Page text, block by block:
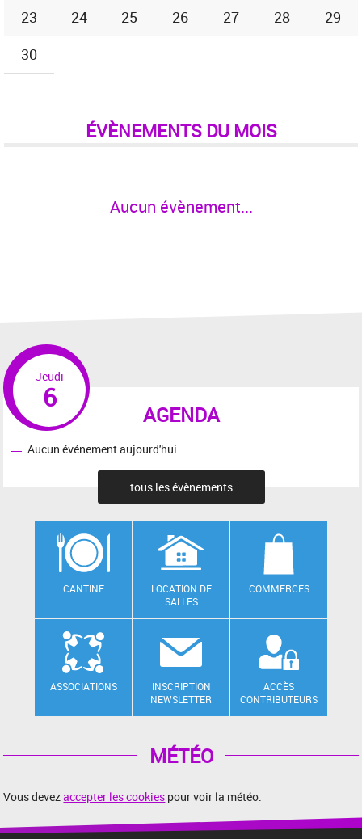
23
24 25 26 27 28
29
30
ÉVÈNEMENTS DU MOIS
Aucun évènement...
AGENDA
Jeudi
6
Aucun événement aujourd'hui
tous les évènements
CANTINE
LOCATION DE
SALLES
COMMERCES
ASSOCIATIONS
INSCRIPTION
NEWSLETTER
ACCÈS
CONTRIBUTEURS
MÉTÉO
Vous devezaccepter les cookies pour voir la météo.